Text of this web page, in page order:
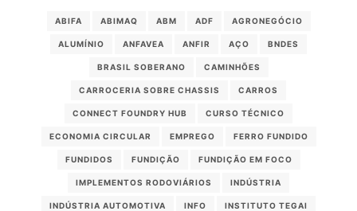
ABIFA ABIMAQ ABM ADF AGRONEGÓCIO
ALUMÍNIO ANFAVEA ANFIR AÇO BNDES
BRASIL SOBERANO CAMINHÕES
CARROCERIA SOBRE CHASSIS CARROS
CONNECT FOUNDRY HUB CURSO TÉCNICO
ECONOMIA CIRCULAR EMPREGO FERRO FUNDIDO
FUNDIDOS FUNDIÇÃO FUNDIÇÃO EM FOCO
IMPLEMENTOS RODOVIÁRIOS INDÚSTRIA
INDÚSTRIA AUTOMOTIVA INFO INSTITUTO TEGAI